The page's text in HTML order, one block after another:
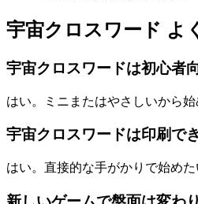
宇宙クロスワード よ
宇宙クロスワードは初心者
はい。ミニまたはやさしいから始
宇宙クロスワードは印刷で
はい。直接的な手がかりで始め